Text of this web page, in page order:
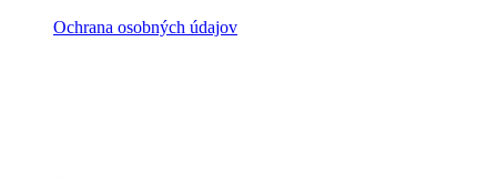
Ochrana osobných údajov